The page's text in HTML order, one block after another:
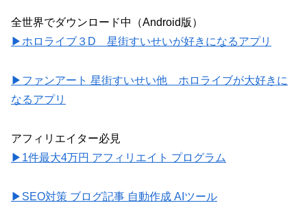
全世界でダウンロード中（Android版）
▶ホロライブ３D 星街すいせいが好きになるアプリ
▶ファンアート 星街すいせい他 ホロライブが大好きに
なるアプリ
アフィリエイター必見
▶1件最大4万円 アフィリエイト プログラム
▶SEO対策 ブログ記事 自動作成 AIツール